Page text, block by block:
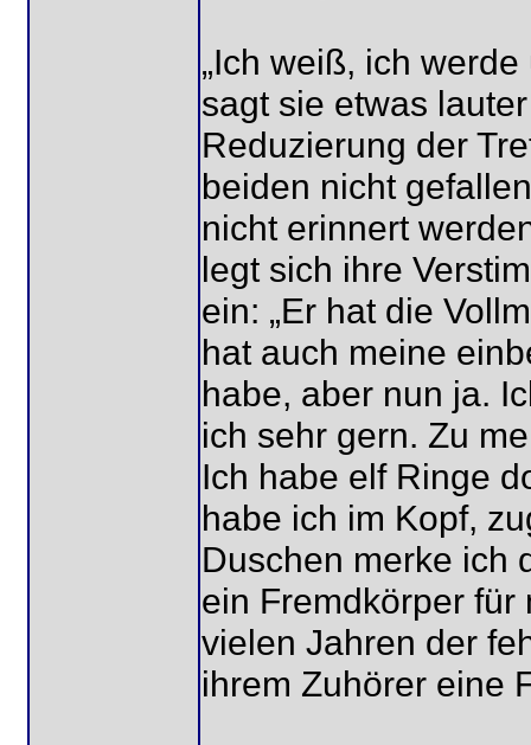
„Ich weiß, ich
sagt sie etwas
Reduzierung der
beiden nicht
nicht erinnert
legt sich ihre
ein: „Er hat die
hat auch meine
habe, aber nun ja.
ich sehr gern. Zu
Ich habe elf Ringe
habe ich im Kopf,
Duschen merke ich
ein Fremdkörper für
vielen Jahren der
ihrem Zuhörer eine